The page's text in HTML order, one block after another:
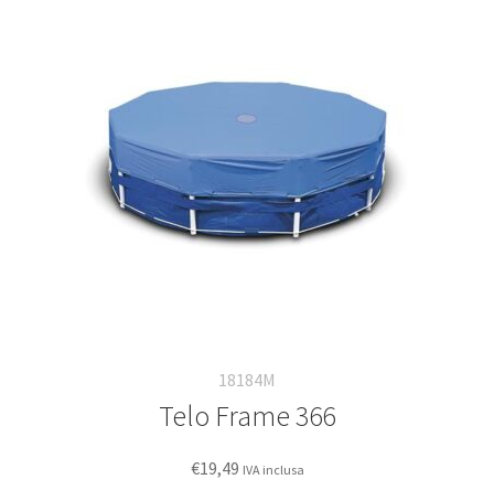
18184M
Telo Frame 366
€19,49 IVA inclusa